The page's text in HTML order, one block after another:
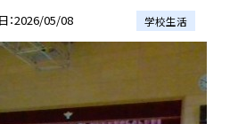
2026/05/08 学校生活